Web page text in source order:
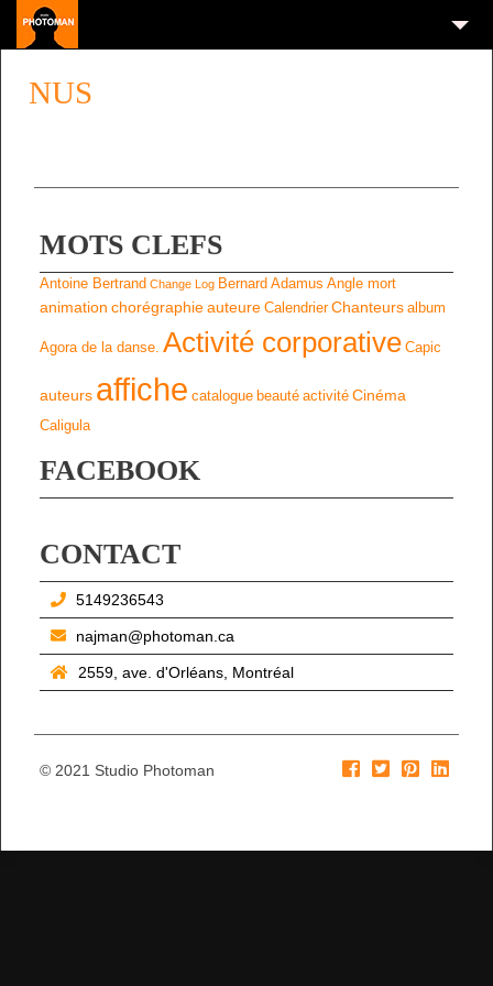
NUS
MOTS CLEFS
Antoine Bertrand Change Log Bernard Adamus Angle mort
animation chorégraphieauteure Calendrier Chanteurs album
Agora de la danse. Activité corporative Capic
auteurs affiche catalogue beauté activité Cinéma
Caligula
FACEBOOK
CONTACT
5149236543
najman@photoman.ca
2559, ave. d'Orléans, Montréal
© 2021 Studio Photoman